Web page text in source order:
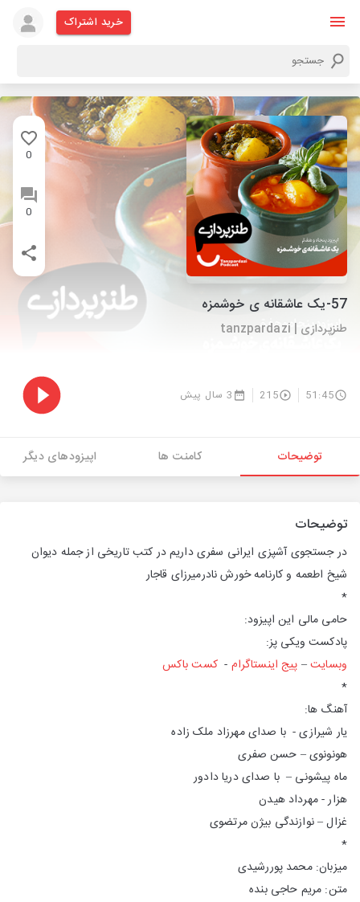
خرید اشتراک
0
0
57-یک عاشقانه ی خوشمزه
طنزپردازی | tanzpardazi
51:45
215 3 سال پیش
توضیحات کامنت ها اپیزودهای دیگر
توضیحات
در جستجوی آشپزی ایرانی سفری داریم در کتب تاریخی از جمله دیوان
شیخ اطعمه و کارنامه خورش نادرمیرزای قاجار
*
حامی مالی این اپیزود:
پادکست ویکی پز:
وبسایت– پیج اینستاگرام -کست باکس
*
آهنگ ها:
یار شیرازی - با صدای مهرزاد ملک زاده
هونونوی – حسن صفری
ماه پیشونی – با صدای دریا دادور
هزار - مهرداد هیدن
غزال – نوازندگی بیژن مرتضوی
*
میزبان: محمد پوررشیدی
متن: مریم حاجی بنده